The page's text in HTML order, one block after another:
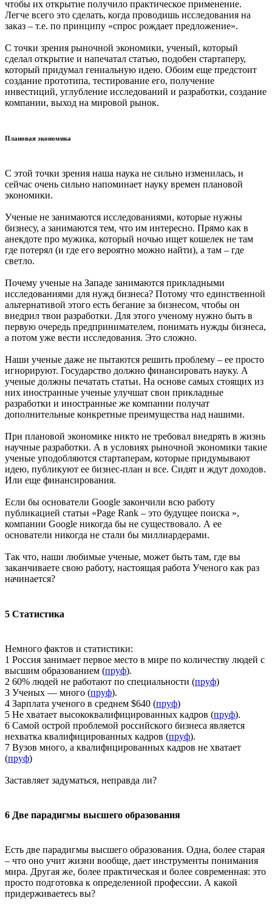
чтобы их открытие получило практическое применение.
Легче всего это сделать, когда проводишь исследования на
заказ – т.е. по принципу «спрос рождает предложение».
С точки зрения рыночной экономики, ученый, который
сделал открытие и напечатал статью, подобен стартаперу,
который придумал гениальную идею. Обоим еще предстоит
создание прототипа, тестирование его, получение
инвестиций, углубление исследований и разработки, создание
компании, выход на мировой рынок.
Плановая экономика
С этой точки зрения наша наука не сильно изменилась, и
сейчас очень сильно напоминает науку времен плановой
экономики.
Ученые не занимаются исследованиями, которые нужны
бизнесу, а занимаются тем, что им интересно. Прямо как в
анекдоте про мужика, который ночью ищет кошелек не там
где потерял (и где его вероятно можно найти), а там – где
светло.
Почему ученые на Западе занимаются прикладными
исследованиями для нужд бизнеса? Потому что единственной
альтернативой этого есть бегание за бизнесом, чтобы он
внедрил твои разработки. Для этого ученому нужно быть в
первую очередь предпринимателем, понимать нужды бизнеса,
а потом уже вести исследования. Это сложно.
Наши ученые даже не пытаются решить проблему – ее просто
игнорируют. Государство должно финансировать науку. А
ученые должны печатать статьи. На основе самых стоящих из
них иностранные ученые улучшат свои прикладные
разработки и иностранные же компании получат
дополнительные конкретные преимущества над нашими.
При плановой экономике никто не требовал внедрять в жизнь
научные разработки. А в условиях рыночной экономики такие
ученые уподобляются стартаперам, которые придумывают
идею, публикуют ее бизнес-план и все. Сидят и ждут доходов.
Или еще финансирования.
Если бы основатели Google закончили всю работу
публикацией статьи «Page Rank – это будущее поиска »,
компании Google никогда бы не существовало. А ее
основатели никогда не стали бы миллиардерами.
Так что, наши любимые ученые, может быть там, где вы
заканчиваете свою работу, настоящая работа Ученого как раз
начинается?
5 Статистика
Немного фактов и статистики:
1 Россия занимает первое место в мире по количеству людей с
высшим образованием (пруф).
2 60% людей не работают по специальности (пруф)
3 Ученых — много (пруф).
4 Зарплата ученого в среднем $640 (пруф)
5 Не хватает высококвалифицированных кадров (пруф).
6 Самой острой проблемой российского бизнеса является
нехватка квалифицированных кадров (пруф).
7 Вузов много, а квалифицированных кадров не хватает
(пруф)
Заставляет задуматься, неправда ли?
6 Две парадигмы высшего образования
Есть две парадигмы высшего образования. Одна, более старая
– что оно учит жизни вообще, дает инструменты понимания
мира. Другая же, более практическая и более современная: это
просто подготовка к определенной профессии. А какой
придерживаетесь вы?